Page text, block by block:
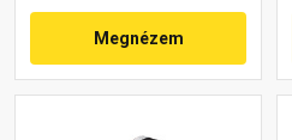
Megnézem